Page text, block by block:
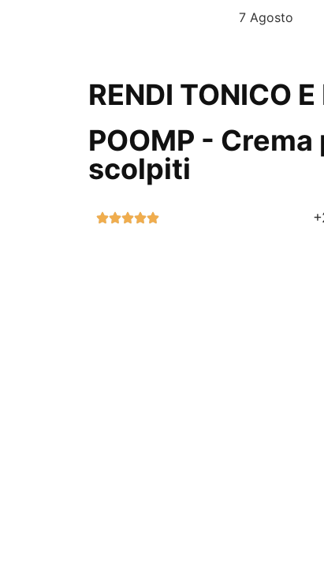
7 Agosto
RENDI TONICO
POOMP -
scolpiti